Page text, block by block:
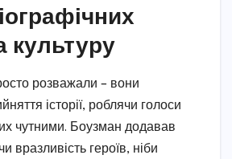
культуру
розважали – вони
історії, роблячи голоси
чутними. Боузман додавав
вразливість героїв, ніби